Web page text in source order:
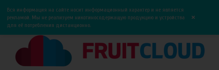
0
Вся информация на сайте носит информационный характер и не является
рекламой. Мы не реализуем никотиносодержащую продукцию и устройства
для её потребления дистанционно.
×